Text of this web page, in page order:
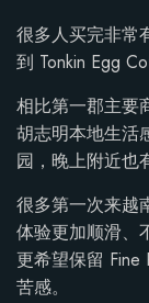
很多人买完非常
到 Tonkin Egg
相比第一郡主要
胡志明本地生活
园，晚上附近也
很多第一次来越
体验更加顺滑、
更希望保留 Fine
苦感。